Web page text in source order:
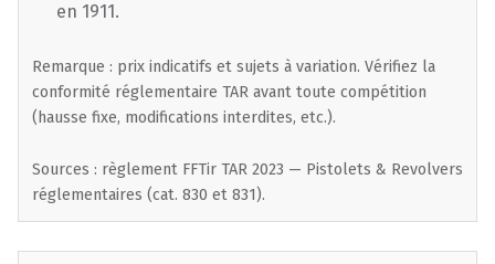
en 1911.
Remarque : prix indicatifs et sujets à variation. Vérifiez la
conformité réglementaire TAR avant toute compétition
(hausse fixe, modifications interdites, etc.).
Sources : règlement FFTir TAR 2023 — Pistolets & Revolvers
réglementaires (cat. 830 et 831).